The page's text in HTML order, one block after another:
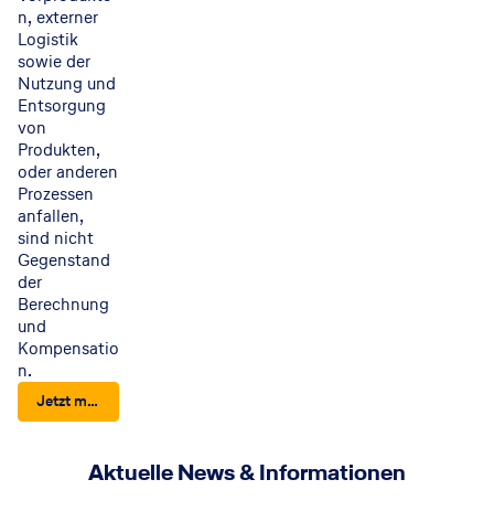
n, externer
Logistik
sowie der
Nutzung und
Entsorgung
von
Produkten,
oder anderen
Prozessen
anfallen,
sind nicht
Gegenstand
der
Berechnung
und
Kompensatio
n.
Jetzt mehr erfahren
Aktuelle News & Informationen